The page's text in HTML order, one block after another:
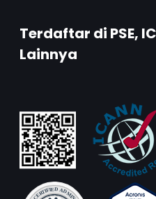
Terdaftar di PSE,
Lainnya